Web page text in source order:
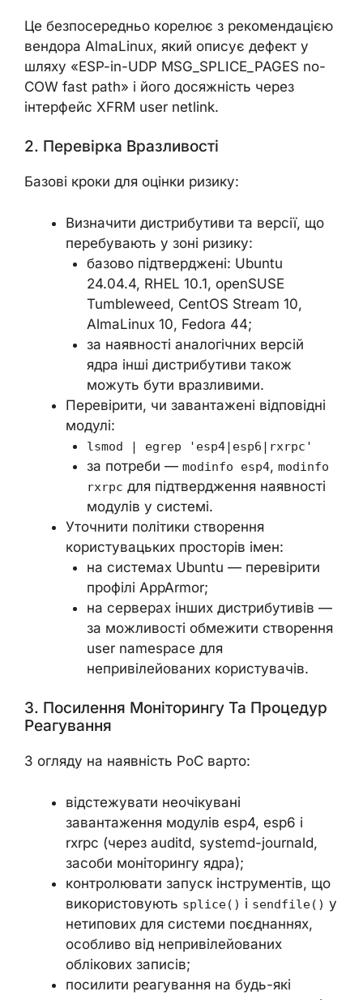
Це безпосередньо корелює з рекомендацією
вендора AlmaLinux, який описує дефект у
шляху «ESP-in-UDP MSG_SPLICE_PAGES no-
COW fast path» і його досяжність через
інтерфейс XFRM user netlink.
2. Перевірка Вразливості
Базові кроки для оцінки ризику:
Визначити дистрибутиви та версії, що
перебувають у зоні ризику:
базово підтверджені: Ubuntu
24.04.4, RHEL 10.1, openSUSE
Tumbleweed, CentOS Stream 10,
AlmaLinux 10, Fedora 44;
за наявності аналогічних версій
ядра інші дистрибутиви також
можуть бути вразливими.
Перевірити, чи завантажені відповідні
модулі:
lsmod | egrep 'esp4|esp6|rxrpc'
за потреби — modinfo esp4, modinfo
rxrpc для підтвердження наявності
модулів у системі.
Уточнити політики створення
користувацьких просторів імен:
на системах Ubuntu — перевірити
профілі AppArmor;
на серверах інших дистрибутивів —
за можливості обмежити створення
user namespace для
непривілейованих користувачів.
3. Посилення Моніторингу Та Процедур
Реагування
З огляду на наявність PoC варто:
відстежувати неочікувані
завантаження модулів esp4, esp6 і
rxrpc (через auditd, systemd-journald,
засоби моніторингу ядра);
контролювати запуск інструментів, що
використовують splice() і sendfile() у
нетипових для системи поєднаннях,
особливо від непривілейованих
облікових записів;
посилити реагування на будь-які